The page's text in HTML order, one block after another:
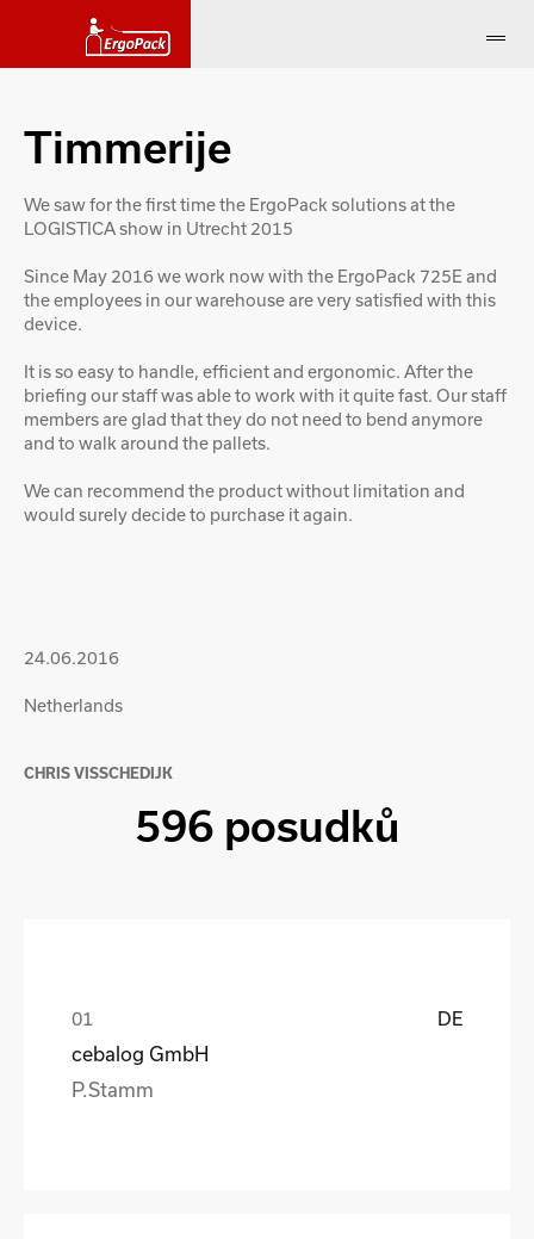
Timmerije
We saw for the first time the ErgoPack solutions at the
LOGISTICA show in Utrecht 2015
Since May 2016 we work now with the ErgoPack 725E and
the employees in our warehouse are very satisfied with this
device.
It is so easy to handle, efficient and ergonomic. After the
briefing our staff was able to work with it quite fast. Our staff
members are glad that they do not need to bend anymore
and to walk around the pallets.
We can recommend the product without limitation and
would surely decide to purchase it again.
24.06.2016
Netherlands
CHRIS VISSCHEDIJK
596 posudků
DE
cebalog GmbH
P.Stamm